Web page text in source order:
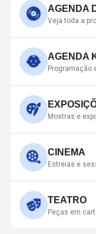
AGENDA
Veja toda a
AGENDA
Programação
Mostras e
CINEMA
Estreias e
TEATRO
Peças em